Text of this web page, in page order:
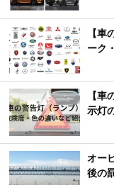
【
ーク
【
示灯
オー
後の